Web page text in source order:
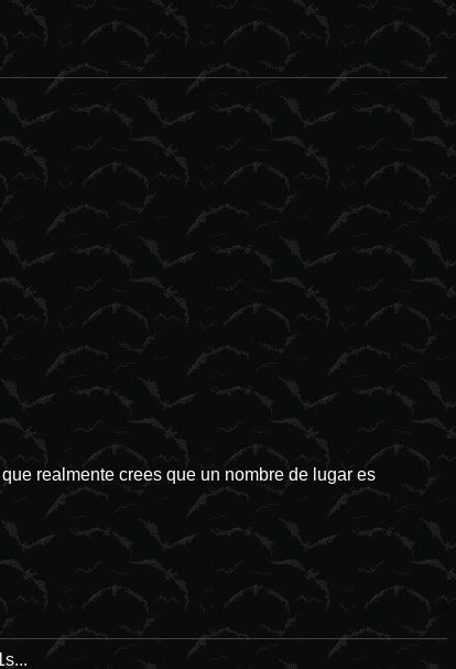
naturales tienden a ser el idóneo campo de cultivo para
realmente crees que un nombre de lugar es